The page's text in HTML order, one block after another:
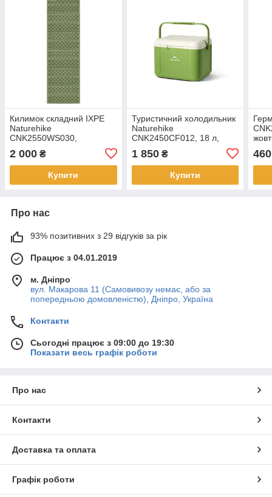
Килимок складний IXPE
Naturehike
CNK2550WS030,
195x60x1.8 см, оливковий-
зелений
2 000 ₴
Купити
Туристичний холодильник
Naturehike
CNK2450CF012, 18 л,
1 850₴
Купити
460
Про нас
93% позитивних з 29 відгуків за рік
Працює з 04.01.2019
м. Дніпро
вул. Макарова 11 (Самовивозу немає, або за
попередньою домовленістю), Дніпро, Україна
Контакти
Сьогодні працює з 09:00 до 19:30
Показати весь графік роботи
Про нас
Контакти
Доставка та оплата
Графік роботи